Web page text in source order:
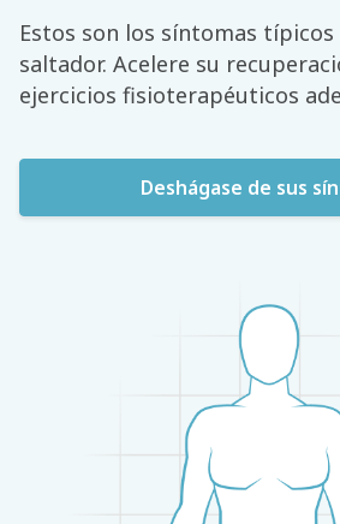
Estos son los síntomas típicos
saltador. Acelere su
ejercicios fisioterapéuticos
Deshágase de sus